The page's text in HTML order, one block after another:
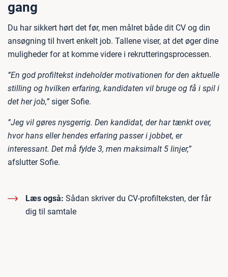
gang
Du har sikkert hørt det før, men målret både dit CV og din
ansøgning til hvert enkelt job. Tallene viser, at det øger dine
muligheder for at komme videre i rekrutteringsprocessen.
”En god profiltekst indeholder motivationen for den aktuelle
stilling og hvilken erfaring, kandidaten vil bruge og få i spil i
det her job,” siger Sofie.
”Jeg vil gøres nysgerrig. Den kandidat, der har tænkt over,
hvor hans eller hendes erfaring passer i jobbet, er
interessant. Det må fylde 3, men maksimalt 5 linjer,”
afslutter Sofie.
Læs også: Sådan skriver du CV-profilteksten, der får
dig til samtale